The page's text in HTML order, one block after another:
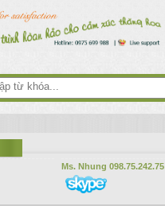
Ms. Nhung 098.75.242.75